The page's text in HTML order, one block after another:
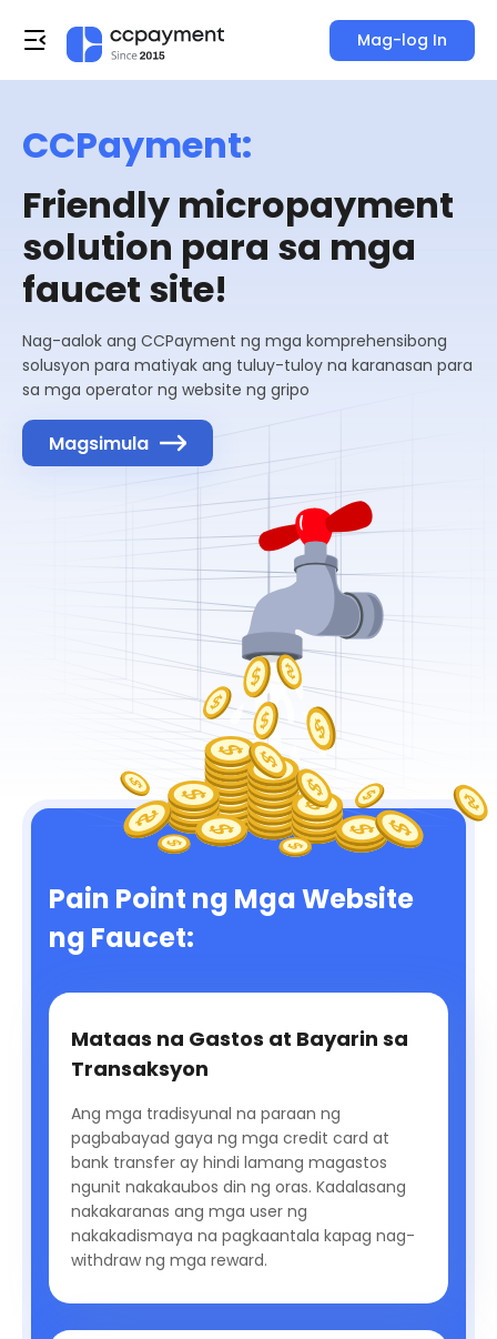
Mag-log In
CCPayment:
Friendly micropayment
solution para sa mga
faucet site!
Nag-aalok ang CCPayment ng mga komprehensibong
solusyon para matiyak ang tuluy-tuloy na karanasan para
sa mga operator ng website ng gripo
Magsimula
Pain Point ng Mga Website
ng Faucet:
Mataas na Gastos at Bayarin sa
Transaksyon
Ang mga tradisyunal na paraan ng
pagbabayad gaya ng mga credit card at
bank transfer ay hindi lamang magastos
ngunit nakakaubos din ng oras. Kadalasang
nakakaranas ang mga user ng
nakakadismaya na pagkaantala kapag nag-
withdraw ng mga reward.